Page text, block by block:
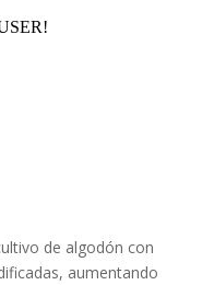
de algodón con
aumentando